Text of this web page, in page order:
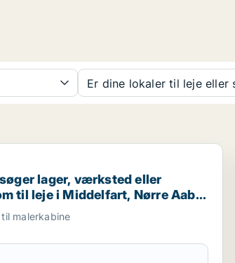
Er dine lokaler til leje eller
lager, værksted eller showroom til
lager, værksted eller
til leje i Middelfart, Nørre Aaby
m.fl.
malerkabine